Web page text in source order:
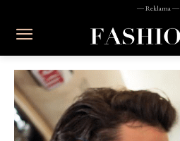
― Reklama ―